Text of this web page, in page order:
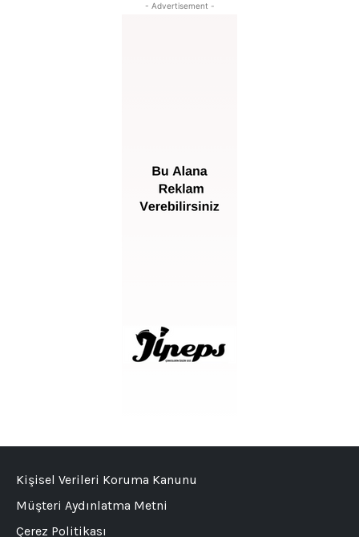
- Advertisement -
Kişisel Verileri Koruma Kanunu
Müşteri Aydınlatma Metni
Çerez Politikası